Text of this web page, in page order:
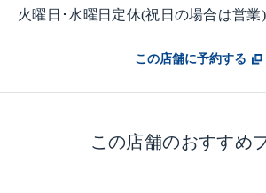
火曜日･水曜日定休(祝日の場合は営業)
この店舗に予約する
この店舗のおすすめ